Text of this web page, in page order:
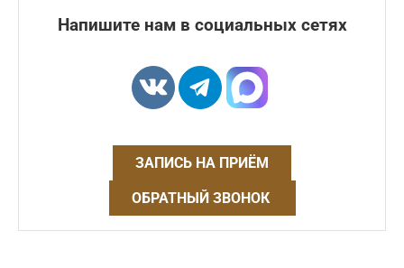
Напишите нам в социальных сетях
ЗАПИСЬ НА ПРИЁМ
ОБРАТНЫЙ ЗВОНОК